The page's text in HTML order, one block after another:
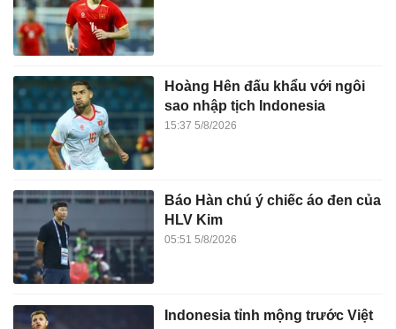
Hoàng Hên đấu khẩu với ngôi
sao nhập tịch Indonesia
15:37 5/8/2026
Báo Hàn chú ý chiếc áo đen của
HLV Kim
05:51 5/8/2026
Indonesia tỉnh mộng trước Việt